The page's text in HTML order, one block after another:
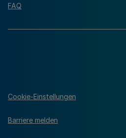
FAQ
Cookie-Einstellungen
Barriere melden